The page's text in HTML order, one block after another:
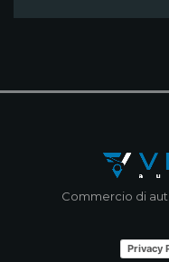
Commercio di
Privacy